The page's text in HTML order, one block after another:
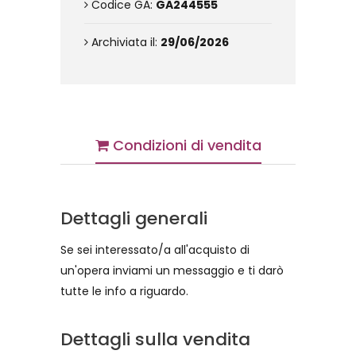
Codice GA: GA244555
Archiviata il: 29/06/2026
Condizioni di vendita
Dettagli generali
Se sei interessato/a all'acquisto di
un'opera inviami un messaggio e ti darò
tutte le info a riguardo.
Dettagli sulla vendita